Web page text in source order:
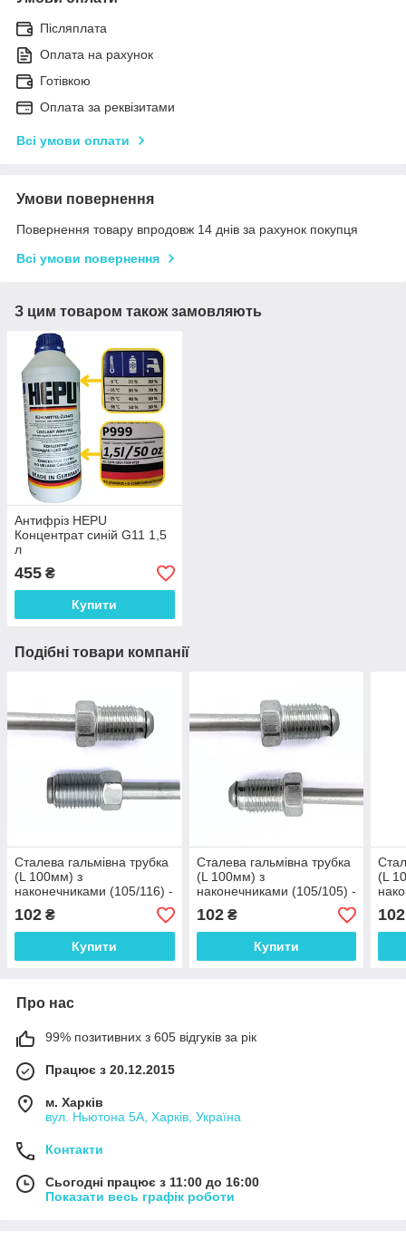
Післяплата
Оплата на рахунок
Готівкою
Оплата за реквізитами
Всі умови оплати
Умови повернення
Повернення товару впродовж 14 днів за рахунок покупця
Всі умови повернення
З цим товаром також замовляють
Антифріз HEPU
Концентрат синій G11 1,5
л
455 ₴
Купити
Подібні товари компанії
Сталева гальмівна трубка
(L 100мм) з
наконечниками (105/116) -
102 ₴
Купити
Сталева гальмівна трубка
(L 100мм) з
наконечниками (105/105) -
102₴
Купити
(L
102
Про нас
99% позитивних з 605 відгуків за рік
Працює з 20.12.2015
м. Харків
вул. Ньютона 5А, Харків, Україна
Контакти
Сьогодні працює з 11:00 до 16:00
Показати весь графік роботи